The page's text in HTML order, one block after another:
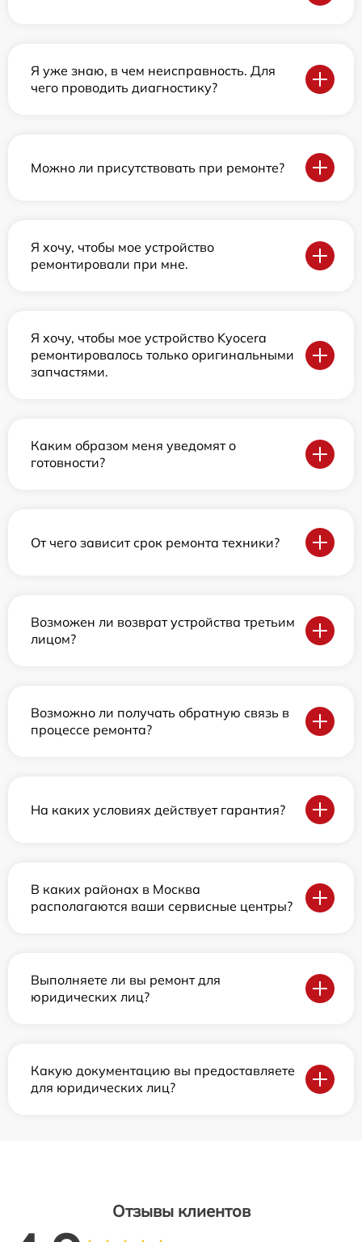
Я уже знаю, в чем неисправность. Для
чего проводить диагностику?
Можно ли присутствовать при ремонте?
Я хочу, чтобы мое устройство
ремонтировали при мне.
Я хочу, чтобы мое устройство Kyocera
ремонтировалось только оригинальными
запчастями.
Каким образом меня уведомят о
готовности?
От чего зависит срок ремонта техники?
Возможен ли возврат устройства третьим
лицом?
Возможно ли получать обратную связь в
процессе ремонта?
На каких условиях действует гарантия?
В каких районах в Москва
располагаются ваши сервисные центры?
Выполняете ли вы ремонт для
юридических лиц?
Какую документацию вы предоставляете
для юридических лиц?
Отзывы клиентов